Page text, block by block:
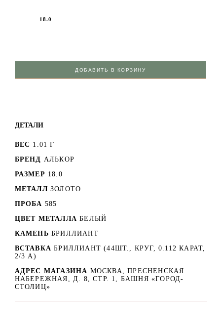
18.0
ДОБАВИТЬ В КОРЗИНУ
ДЕТАЛИ
ВЕС 1.01 Г
БРЕНД АЛЬКОР
РАЗМЕР 18.0
МЕТАЛЛ ЗОЛОТО
ПРОБА 585
ЦВЕТ МЕТАЛЛА БЕЛЫЙ
КАМЕНЬ БРИЛЛИАНТ
ВСТАВКА БРИЛЛИАНТ (44ШТ., КРУГ, 0.112 КАРАТ,
2/3 А)
АДРЕС МАГАЗИНА МОСКВА, ПРЕСНЕНСКАЯ
НАБЕРЕЖНАЯ, Д. 8, СТР. 1, БАШНЯ «ГОРОД-
СТОЛИЦ»